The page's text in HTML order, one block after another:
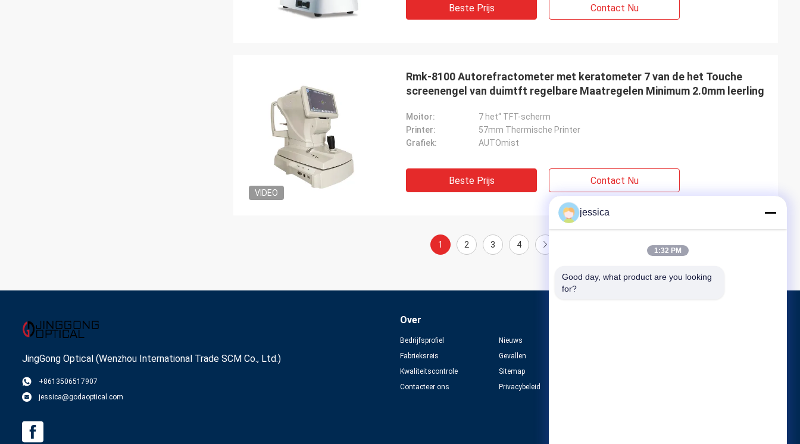
Beste Prijs Contact Nu
VIDEO
Rmk-8100 Autorefractometer met keratometer 7 van de het Touche
screenengel van duimtft regelbare Maatregelen Minimum 2.0mm leerling
Moitor:
7 het“ TFT-scherm
Printer:
57mm Thermische Printer
Grafiek:
AUTOmist
Beste Prijs Contact Nu
1 2 3 4
JingGong Optical (Wenzhou International Trade SCM Co., Ltd.)
+8613506517907
jessica@godaoptical.com
Over
Bedrijfsprofiel
Fabrieksreis
Kwaliteitscontrole
Contacteer ons
Nieuws
Gevallen
Sitemap
Privacybeleid
jessica
1:32 PM
Good day, what product are you looking
for?